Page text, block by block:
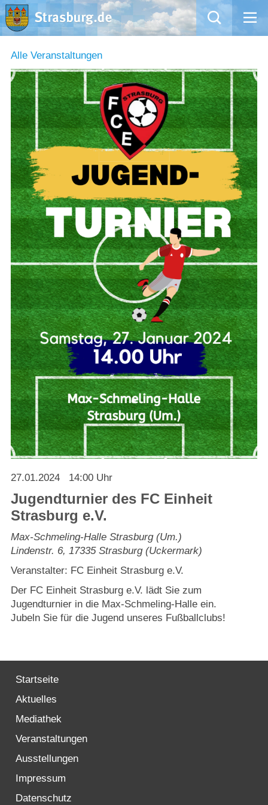
Mängelmeldung
Aktuelles
Rathaus
Natur – Kultur – Tourismus
Wirtschaft
Kommentarrichtlinien und Netiquette für unsere Social Media-Kanäle
Willkommen in Strasburg (Uckermark)
Strasburger Ehrenamtspreis „SBG“
Welcome to Strasburg (Uckermark)
Ласкаво просимо до Штрасбурга (Уккермарк)
مرحبًا بكم في شتراسبورغ (أوكرمارك)
Bine ați venit în Strasburg (Uckermark)
Online-Bewerbungen
Alle Veranstaltungen
27.01.2024 14:00 Uhr
Jugendturnier des FC Einheit
Strasburg e.V.
Max-Schmeling-Halle Strasburg (Um.)
Lindenstr. 6,17335 Strasburg (Uckermark)
Veranstalter: FC Einheit Strasburg e.V.
Der FC Einheit Strasburg e.V. lädt Sie zum
Jugendturnier in die Max-Schmeling-Halle ein.
Jubeln Sie für die Jugend unseres Fußballclubs!
Startseite
Aktuelles
Mediathek
Veranstaltungen
Ausstellungen
Impressum
Datenschutz